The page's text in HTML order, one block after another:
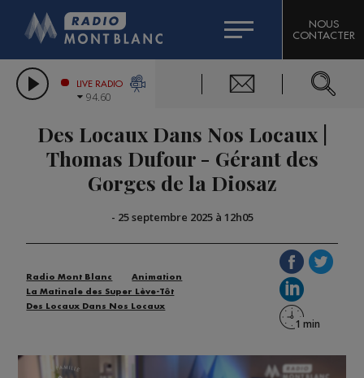
LES CHRONIQUES DE L'EXPERT
CITIZEN MACHINERY
GRAND MASSIF DOMAINES SKIABLES
BIGARD
COMPAGNIE DU MONT-BLANC
NOUS
CONTACTER
LIVE RADIO
94.60
Des Locaux Dans Nos Locaux |
Thomas Dufour - Gérant des
Gorges de la Diosaz
- 25 septembre 2025 à 12h05
Radio Mont Blanc
Animation
La Matinale des Super Lève-Tôt
Des Locaux Dans Nos Locaux